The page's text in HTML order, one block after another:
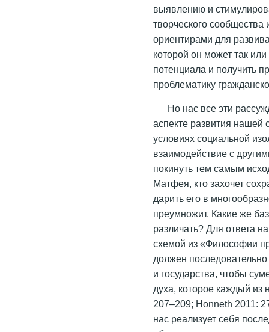
выявлению и
творческого
ориентирами для
которой он может так
потенциала и получить
проблематику
Но нас все эти
аспекте развития нашей
условиях социальной
взаимодействие с
покинуть тем самым
Матфея, кто захочет
дарить его в
преумножит. Какие же
различать? Для ответа
схемой из «Философии
должен
и государства, чтобы
духа, которое каждый из
207–209; Honneth 2011:
нас реализует себя